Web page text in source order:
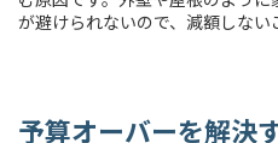
が避けられないので、減額しない
予算オーバーを解決